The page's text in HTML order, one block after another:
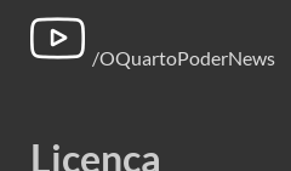
/OQuartoPoderNews
Licença